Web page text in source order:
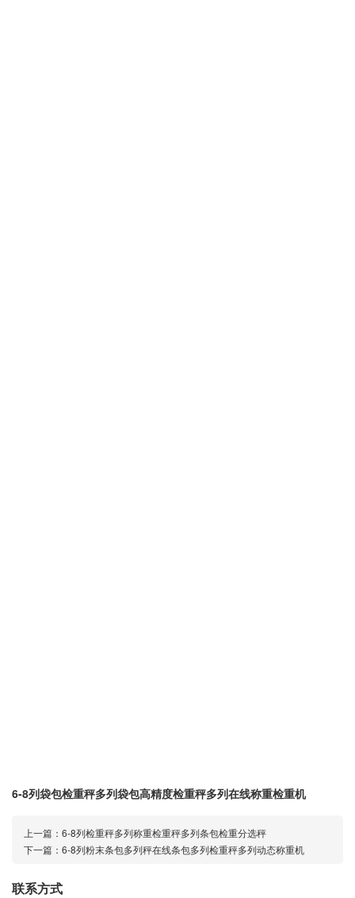
6-8列袋包检重秤多列袋包高精度检重秤多列在线称重检重机
上一篇： 6-8列检重秤多列称重检重秤多列条包检重分选秤
下一篇： 6-8列粉末条包多列秤在线条包多列检重秤多列动态称重机
联系方式